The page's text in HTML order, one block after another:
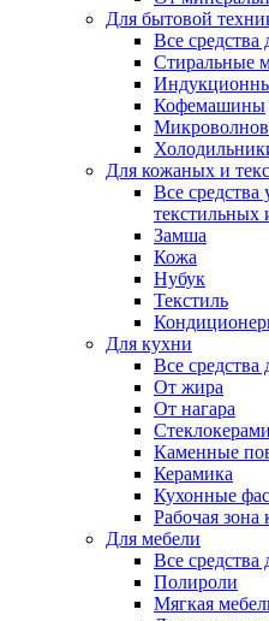
Для бытовой
Все
Стиральные
Кофемашины
Для кожаных и
Все средства
текстильных
Замша
Кожа
Нубук
Текстиль
Для кухни
Все средства
От жира
От нагара
Каменные
Керамика
Кухонные
Рабочая зона
Для мебели
Все средства
Полироли
Мягкая